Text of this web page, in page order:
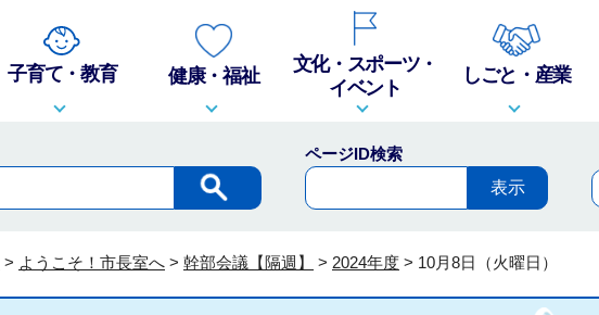
子育て・教育 健康・福祉
文化・スポーツ・
イベント
しごと・産業
ページID検索
> ようこそ！市長室へ > 幹部会議【隔週】 > 2024年度 > 10月8日（火曜日）